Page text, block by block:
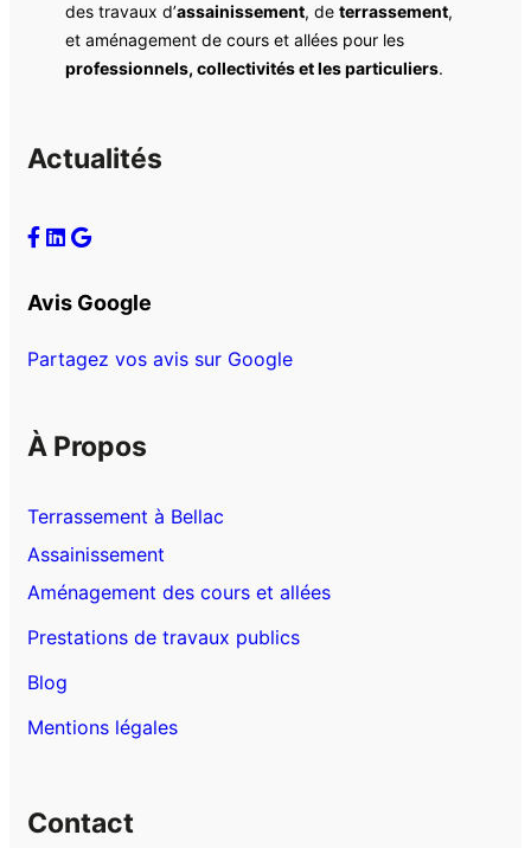
des travaux d’assainissement, de terrassement,
et aménagement de cours et allées pour les
professionnels, collectivités et les particuliers.
Actualités
Avis Google
Partagez vos avis sur Google
À Propos
Terrassement à Bellac
Assainissement
Aménagement des cours et allées
Prestations de travaux publics
Blog
Mentions légales
Contact